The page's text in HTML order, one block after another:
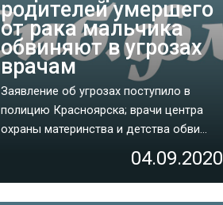
родителей умершего
от рака мальчика
обвиняют в угрозах
врачам
Заявление об угрозах поступило в
полицию Красноярска; врачи центра
охраны материнства и детства обви...
04.09.2020